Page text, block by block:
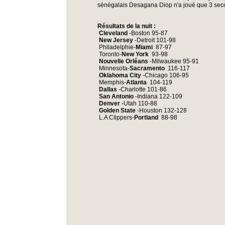
sénégalais Desagana Diop n'a joué que 3
Résultats de la nuit :
Cleveland -Boston 95-87
New Jersey -Detroit 101-98
Philadelphie-Miami 87-97
Toronto-New York 93-98
Nouvelle Orléans -Milwaukee 95-91
Minnesota-Sacramento 116-117
Oklahoma City -Chicago 106-95
Memphis-Atlanta 104-119
Dallas -Charlotte 101-86
San Antonio -Indiana 122-109
Denver -Utah 110-88
Golden State -Houston 132-128
L.A Clippers-Portland 88-98